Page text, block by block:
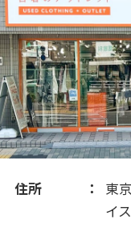
住所
東
イ